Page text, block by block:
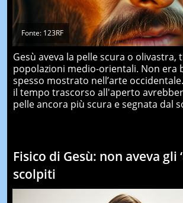
Fonte: 123RF
Gesù aveva la pelle scura o olivastra,
popolazioni medio-orientali. Non era
spesso mostrato nell’arte
il tempo trascorso all'aperto
pelle ancora più scura e segnata dal
Fisico di Gesù: non aveva gli
scolpiti